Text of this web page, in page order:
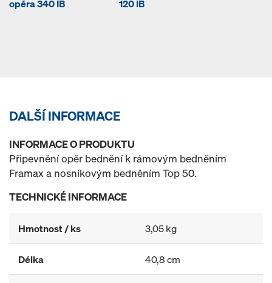
opěra 340 IB
120 IB
DALŠÍ INFORMACE
INFORMACE O PRODUKTU
Připevnění opěr bednění k rámovým bedněním
Framax a nosníkovým bedněním Top 50.
TECHNICKÉ INFORMACE
Hmotnost / ks 3,05 kg
Délka 40,8 cm